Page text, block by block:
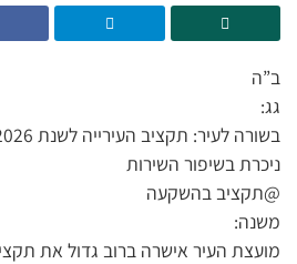
ב”ה
גג:
ניכרת בשיפור השירות
@תקציב בהשקעה
משנה: